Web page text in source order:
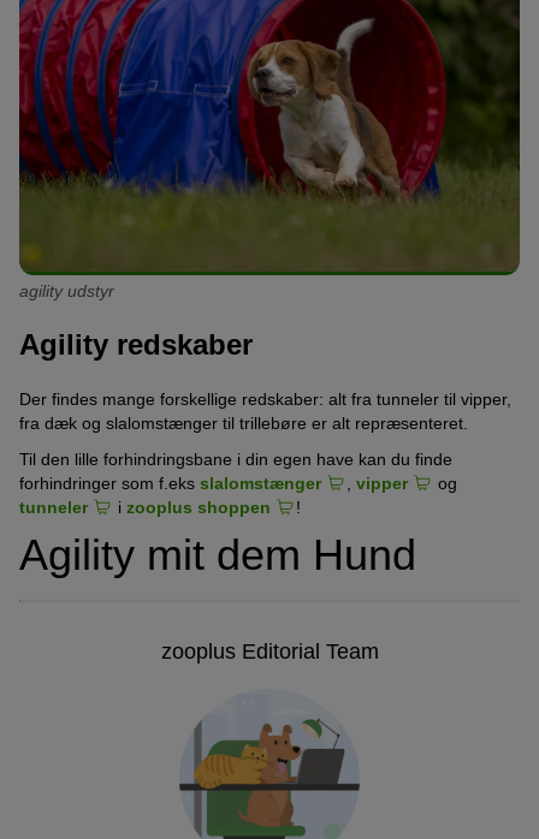
agility udstyr
Agility redskaber
Der findes mange forskellige redskaber: alt fra tunneler til vipper,
fra dæk og slalomstænger til trillebøre er alt repræsenteret.
Til den lille forhindringsbane i din egen have kan du finde
forhindringer som f.eks slalomstænger , vipper
og
tunneler
i zooplus shoppen !
Agility mit dem Hund
zooplus Editorial Team